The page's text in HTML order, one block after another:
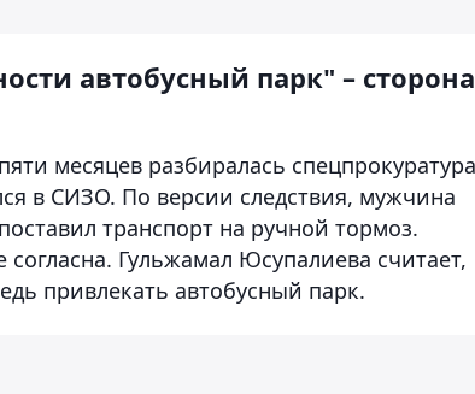
автобусный парк" – сторона
месяцев разбиралась спецпрокуратура
в СИЗО. По версии следствия, мужчина
транспорт на ручной тормоз.
Гульжамал Юсупалиева считает,
привлекать автобусный парк.